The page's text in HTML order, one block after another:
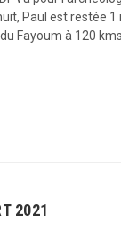
Paul est restée
Fayoum à 120
2021